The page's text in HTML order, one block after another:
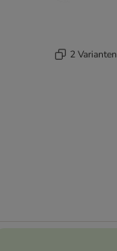
2 Varianten